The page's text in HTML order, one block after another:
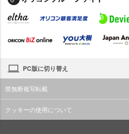
PC版に切り替え
禁無断複写転載
クッキーの使用について